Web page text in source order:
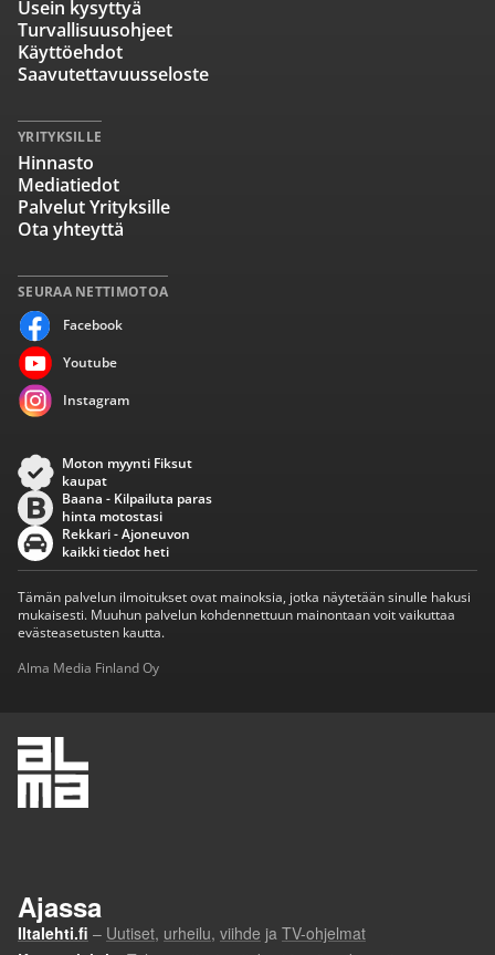
SEURAA NETTIMOTOA
Facebook
Youtube
Instagram
Usein kysyttyä
Turvallisuusohjeet
Käyttöehdot
Saavutettavuusseloste
YRITYKSILLE
Hinnasto
Mediatiedot
Palvelut Yrityksille
Ota yhteyttä
Moton myynti Fiksut
kaupat
Baana - Kilpailuta paras
hinta motostasi
Rekkari - Ajoneuvon
kaikki tiedot heti
Tämän palvelun ilmoitukset ovat mainoksia, jotka näytetään sinulle hakusi
mukaisesti. Muuhun palvelun kohdennettuun mainontaan voit vaikuttaa
evästeasetusten kautta.
Alma Media Finland Oy